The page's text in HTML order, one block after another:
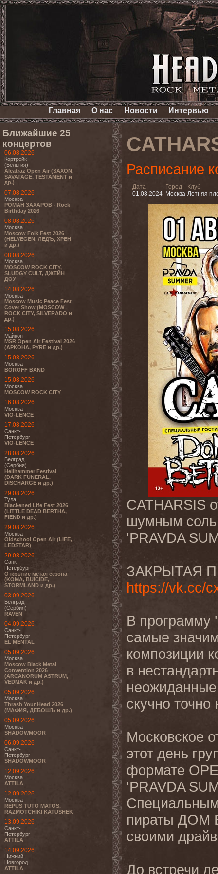
Главная О нас Новости Интервью
Ближайшие 25
концертов
06.08.2026
Кортрейк
(Бельгия)
Alcatraz Open Air (SAXON,
SAVATAGE, TESTAMENT и
др.)
07.08.2026
Москва
РОМАН ЗАХАРОВ - Rock
Birthday 2026
08.08.2026
Москва
Moscow Folk Fest 2026
(HELVEGEN, ЛЕДЪ, ХРЕН
и др.)
08.08.2026
Москва
MOSCOW ROCK CITY,
SLUDGY CULT, ДЖЕЙН
ДОУ
14.08.2026
Москва
Moscow Music Peace Fest
Cover Show (MOSCOW
ROCK CITY, SILVERADO и
др.)
15.08.2026
Майкоп
MSR Open Air Festival 2026
(АРКОНА, PYRE и др.)
15.08.2026
Москва
BOROFF BAND
15.08.2026
Москва
MOSCOW ROCK CITY
16.08.2026
Москва
VIO-LENCE
17.08.2026
Санкт-
Петербург
VIO-LENCE
28.08.2026
Белград
(Сербия)
Hellhammer Festival
(DARK FUNERAL,
DISCHARGE и др.)
29.08.2026
Тула
Blackened Life Fest 2026
(LITTLE DEAD BERTHA,
FIEND и др.)
29.08.2026
Москва
Oldschool Open Air (LIFE,
LEDSTAR)
29.08.2026
Санкт-
Петербург
Открытие метал сезона
(KOMA, BUICIDE,
STORMLAND и др.)
03.09.2026
Белград
(Сербия)
RAVEN
04.09.2026
Санкт-
Петербург
EL MENTAL
05.09.2026
Москва
Moscow Black Metal
Convention 2026
(ARCANORUM ASTRUM,
VEDMAK и др.)
05.09.2026
Москва
Thrash Your Head 2026
(МАФИЯ, ДЕБОШЪ и др.)
05.09.2026
Москва
SHADOWMOOR
06.09.2026
Санкт-
Петербург
SHADOWMOOR
12.09.2026
Москва
ATTILA
12.09.2026
Москва
REPUS TUTO MATOS,
RAZMOTCHIKI KATUSHEK
13.09.2026
Санкт-
Петербург
ATTILA
14.09.2026
Нижний
Новгород
ATTILA
Расписание
Дата
01.08.2024
Город
Москва
Клуб
Летняя
шумным
'PRAVDA
ЗАКРЫТАЯ
https://vk.cc/
В программу
самые
композиции
в
скучно точно
Московское
этот день
формате
'PRAVDA
пираты ДОМ
своими
До встречи